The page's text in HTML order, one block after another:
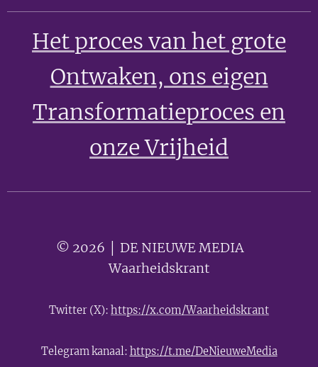
Het proces van het grote
Ontwaken, ons eigen
Transformatieproces en
onze Vrijheid
© 2026 │ DE NIEUWE MEDIA 🟣
Waarheidskrant
Twitter (X): https://x.com/Waarheidskrant
Telegram kanaal: https://t.me/DeNieuweMedia